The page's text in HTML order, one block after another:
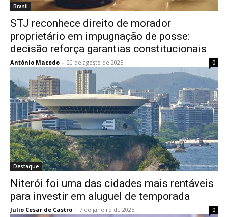
Brasil
STJ reconhece direito de morador
proprietário em impugnação de posse:
decisão reforça garantias constitucionais
Antônio Macedo - 20 de agosto de 2025 0
Destaque
Niterói foi uma das cidades mais rentáveis
para investir em aluguel de temporada
Julio Cesar de Castro - 7 de janeiro de 2025 0